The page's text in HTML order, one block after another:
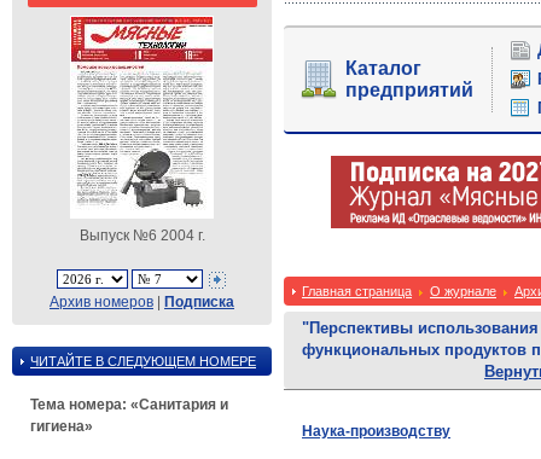
Выпуск №6 2004 г.
Архив номеров | Подписка
ЧИТАЙТЕ В СЛЕДУЮЩЕМ НОМЕРЕ
Тема номера: «Санитария и
гигиена»
Каталог
предприятий
Главная страница О журнале
"Перспективы использования
функциональных продуктов
Наука-производству